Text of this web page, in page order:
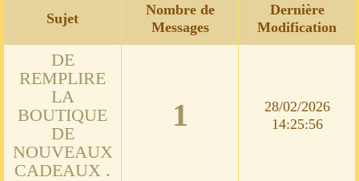
Sujet
Nombre de
Messages
Dernière
Modification
DE
REMPLIRE
LA
BOUTIQUE
DE
NOUVEAUX
CADEAUX .
1
28/02/2026
14:25:56